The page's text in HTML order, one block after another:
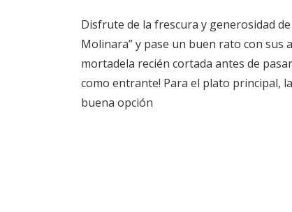
Disfrute de la frescura y generosidad
Molinara” y pase un buen rato con sus
mortadela recién cortada antes de
como entrante! Para el plato principal,
buena opción